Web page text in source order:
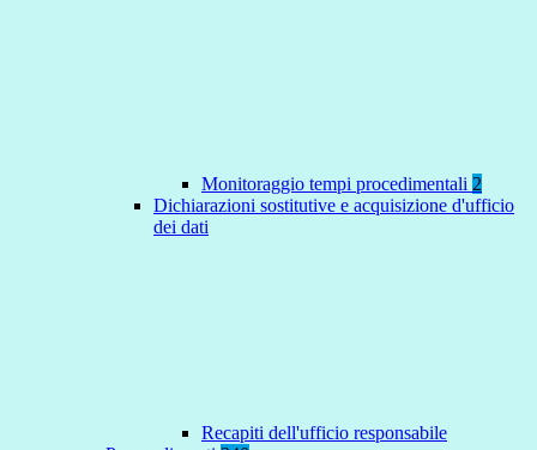
Monitoraggio tempi procedimentali 2
Dichiarazioni sostitutive e acquisizione d'ufficio
dei dati
Recapiti dell'ufficio responsabile